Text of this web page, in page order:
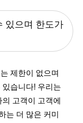
있으며 한도가
제한이 없으며
습니다! 우리는
고객이 고객에
는 더 많은 커미